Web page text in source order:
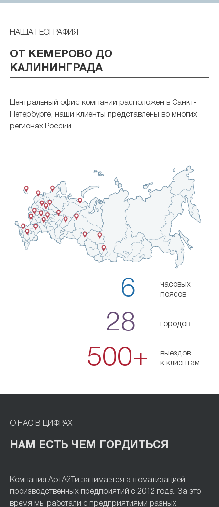
НАША ГЕОГРАФИЯ
ОТ КЕМЕРОВО ДО
КАЛИНИНГРАДА
Центральный офис компании расположен в Санкт-
Петербурге, наши клиенты представлены во многих
регионах России
6
часовых
поясов
28 городов
500+
выездов
к клиентам
О НАС В ЦИФРАХ
НАМ ЕСТЬ ЧЕМ ГОРДИТЬСЯ
Компания АртАйТи занимается автоматизацией
производственных предприятий с 2012 года. За это
время мы работали с предприятиями разных